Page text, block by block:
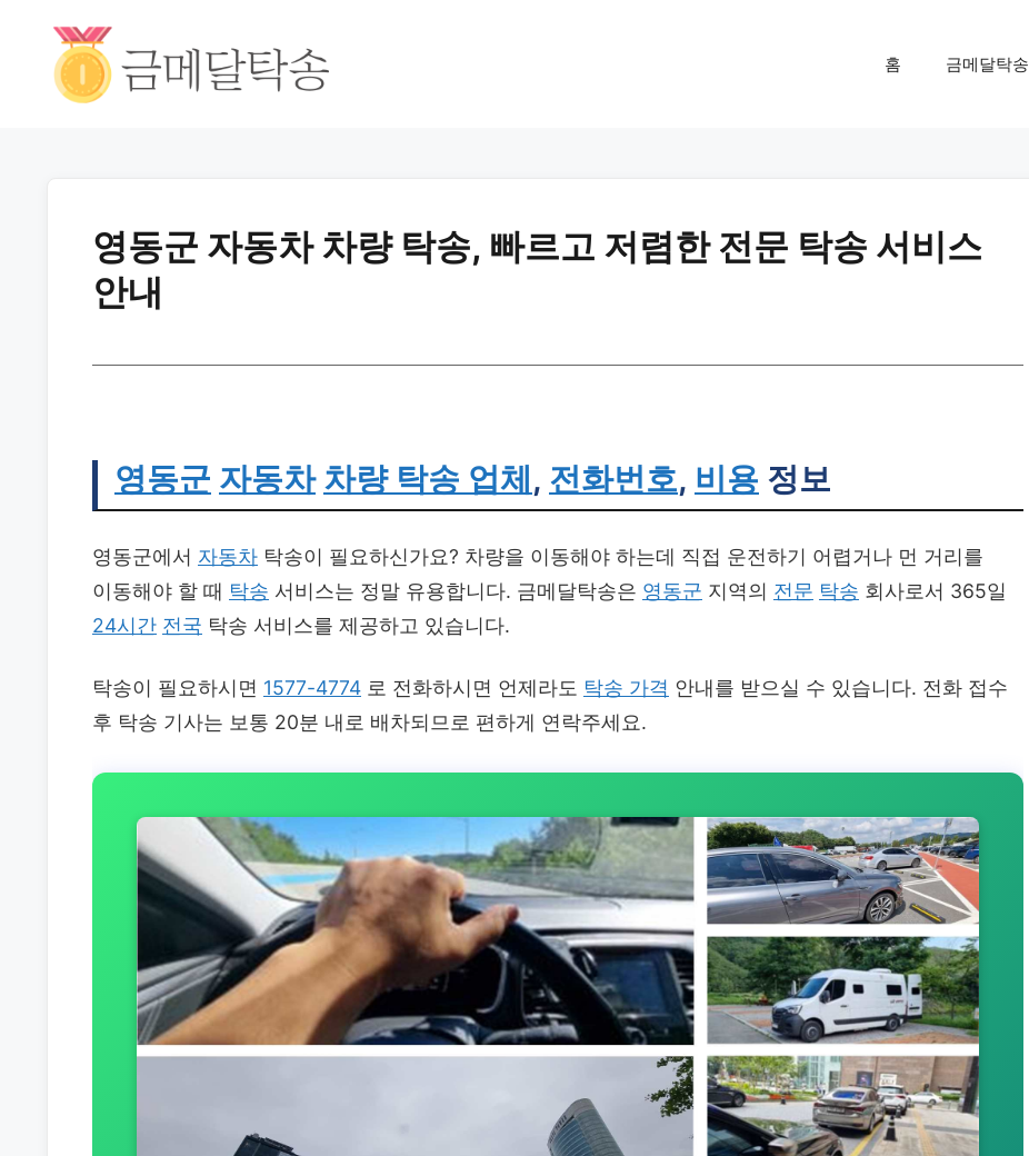
홈 금메달탁송
영동군 자동차 차량 탁송, 빠르고 저렴한 전문 탁송 서비스
안내
영동군 자동차 차량 탁송 업체 , 전화번호, 비용 정보
영동군에서 자동차 탁송이 필요하신가요? 차량을 이동해야 하는데 직접 운전하기 어렵거나 먼 거리를
이동해야 할 때 탁송 서비스는 정말 유용합니다. 금메달탁송은 영동군 지역의 전문 탁송 회사로서 365일
24시간 전국 탁송 서비스를 제공하고 있습니다.
탁송이 필요하시면 1577-4774 로 전화하시면 언제라도 탁송 가격 안내를 받으실 수 있습니다. 전화 접수
후 탁송 기사는 보통 20분 내로 배차되므로 편하게 연락주세요.